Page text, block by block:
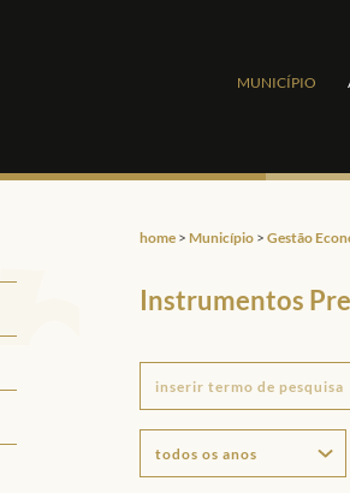
MUNICÍPIO
home> Município> Gestão
Instrumentos